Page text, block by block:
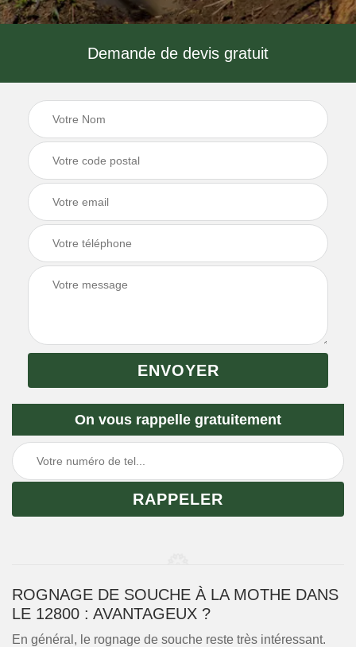
Demande de devis gratuit
On vous rappelle gratuitement
ROGNAGE DE SOUCHE À LA MOTHE DANS
LE 12800 : AVANTAGEUX ?
En général, le rognage de souche reste très intéressant.